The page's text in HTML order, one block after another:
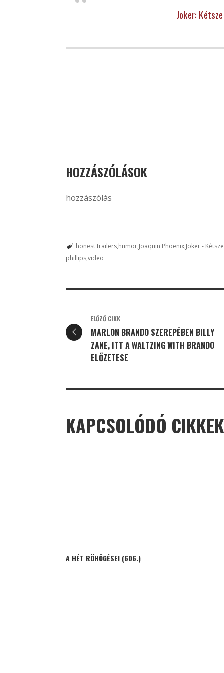
Joker:
HOZZÁSZÓLÁSOK
hozzászólás
honest trailers humor Joaquin Phoenix Joker -
phillipsvideo
ELŐZŐ CIKK
MARLON BRANDO SZEREPÉBEN BILLY
ZANE, ITT A WALTZING WITH BRANDO
ELŐZETESE
KAPCSOLÓDÓ CIKKEK
A HÉT RÖHÖGÉSEI (606.)